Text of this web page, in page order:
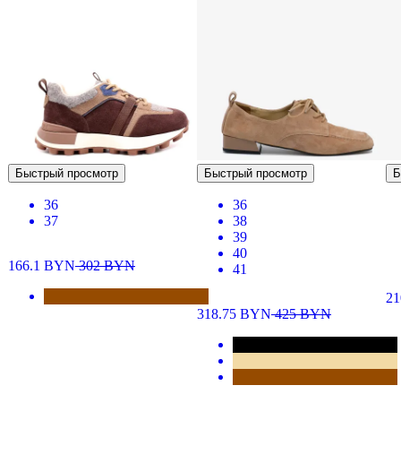
Быстрый просмотр
36
37
166.1 BYN302BYN
Быстрый просмотр
36
38
39
40
41
318.75 BYN425BYN